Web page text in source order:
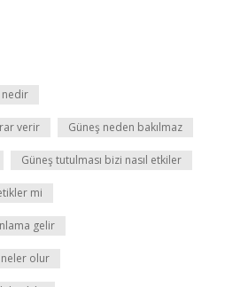
nedir
verir Güneş neden bakılmaz
Güneş tutulması bizi nasıl etkiler
mi
gelir
neler olur